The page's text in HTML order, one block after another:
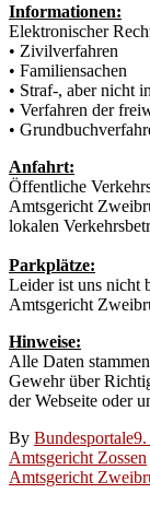
Informationen:
Elektronischer
• Zivilverfahren
• Familiensachen
• Straf-, aber nicht
• Verfahren der
•
Anfahrt:
Öffentliche
Amtsgericht
lokalen
Parkplätze:
Leider ist uns nicht
Amtsgericht
Hinweise:
Alle Daten
Gewehr über
der Webseite oder
By Bundesportale9.
Amtsgericht Zossen
Amtsgericht